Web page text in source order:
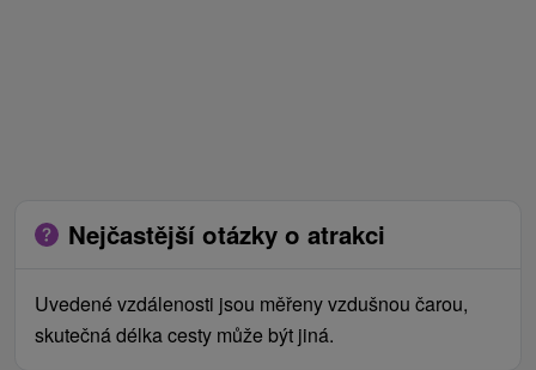
Nejčastější otázky o atrakci
Uvedené vzdálenosti jsou měřeny vzdušnou čarou,
skutečná délka cesty může být jiná.